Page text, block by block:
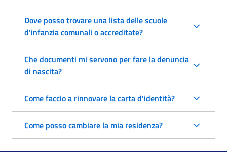
Dove posso trovare una lista delle scuole
d'infanzia comunali o accreditate?
Che documenti mi servono per fare la denuncia
di nascita?
Come faccio a rinnovare la carta d'identità?
Come posso cambiare la mia residenza?